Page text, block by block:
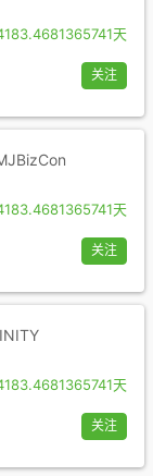
天
关注
天
关注
天
关注